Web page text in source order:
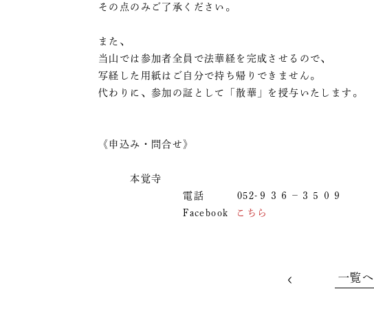
その点のみご了承ください。
また、
当山では参加者全員で法華経を完成させるので、
写経した用紙はご自分で持ち帰りできません。
代わりに、参加の証として「散華」を授与いたします。
《申込み・問合せ》
本覚寺
電話 052-９３６－３５０９
Facebook
こちら
一覧へ